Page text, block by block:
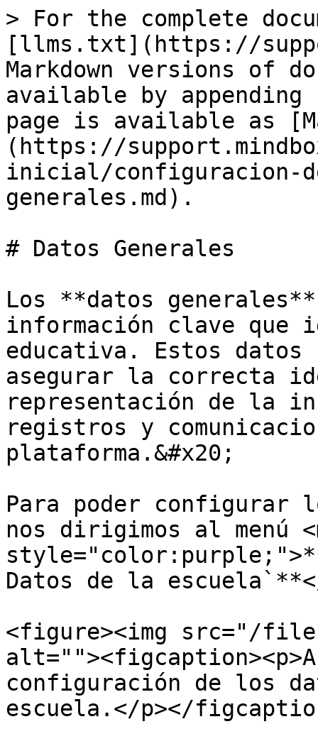
> For the complete
[llms.txt](https://
Markdown versions of
available by
page is available as
(https://
inicial/configuracion-
generales.md).
# Datos Generales
Los **datos
información clave
educativa. Estos datos
asegurar la correcta
representación de la
registros y
plataforma.&#x20;
Para poder
nos dirigimos al menú
Datos de la
<figure><img src="/
configuración de los
escuela.</p></